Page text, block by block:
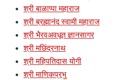
श्री बाळाप्पा महाराज
श्री ब्रह्मानंद स्वामी महाराज
श्री भैरवअवधूत ज्ञानसागर
श्री मछिंद्रनाथ
श्री महिपतिदास योगी
श्री माणिकप्रभु